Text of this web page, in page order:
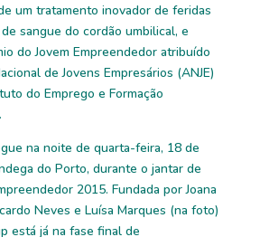
um tratamento inovador de feridas
sangue do cordão umbilical, e
do Jovem Empreendedor atribuído
de Jovens Empresários (ANJE)
do Emprego e Formação
na noite de quarta-feira, 18 de
do Porto, durante o jantar de
2015. Fundada por Joana
Neves e Luísa Marques (na foto)
está já na fase final de